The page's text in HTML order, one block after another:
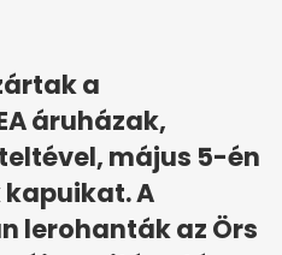
a
áruházak,
május 5-én
A
lerohanták az Örs